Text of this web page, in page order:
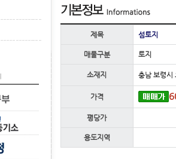
제목 섬토지
매물구분 토지
소재지 충남 보령시
가격
평당가
용도지역